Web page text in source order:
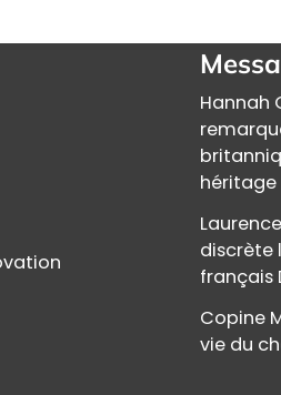
Hannah
discrète
français
Copine
vie du